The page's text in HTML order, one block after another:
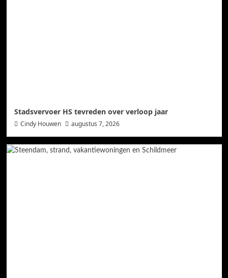
Stadsvervoer HS tevreden over verloop jaar
Cindy Houwen augustus 7, 2026